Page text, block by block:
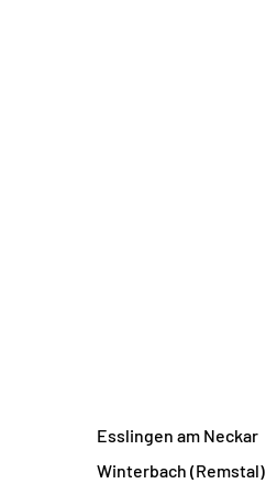
Esslingen am Neckar
Winterbach (Remstal)